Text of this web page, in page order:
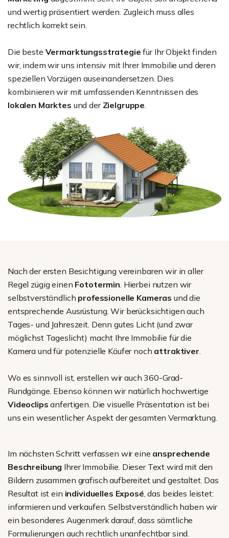
und wertig präsentiert werden. Zugleich muss alles
rechtlich korrekt sein.
Die beste Vermarktungsstrategiefür Ihr Objekt finden
wir, indem wir uns intensiv mit Ihrer Immobilie und deren
speziellen Vorzügen auseinandersetzen. Dies
kombinieren wir mit umfassenden Kenntnissen des
lokalen Marktes und der Zielgruppe.
Nach der ersten Besichtigung vereinbaren wir in aller
Regel zügig einen Fototermin . Hierbei nutzen wir
selbstverständlich professionelle Kameras und die
entsprechende Ausrüstung. Wir berücksichtigen auch
Tages- und Jahreszeit. Denn gutes Licht (und zwar
möglichst Tageslicht) macht Ihre Immobilie für die
Kamera und für potenzielle Käufer noch attraktiver
Wo es sinnvoll ist, erstellen wir auch 360-Grad-
Rundgänge. Ebenso können wir natürlich hochwertige
Videoclips anfertigen. Die visuelle Präsentation ist bei
uns ein wesentlicher Aspekt der gesamten Vermarktung.
Im nächsten Schritt verfassen wir eine ansprechende
Beschreibung Ihrer Immobilie. Dieser Text wird mit den
Bildern zusammen grafisch aufbereitet und gestaltet. Das
Resultat ist ein individuelles Exposé , das beides leistet:
informieren und verkaufen. Selbstverständlich haben wir
ein besonderes Augenmerk darauf, dass sämtliche
Formulierungen auch rechtlich unanfechtbar sind.